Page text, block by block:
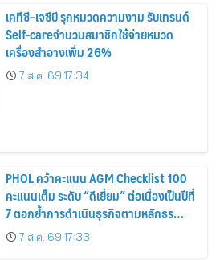
เคทีซี–เจซีบี รุกหมวดความงาม รับเทรนด์
Self-careจำนวนสมาชิกใช้จ่ายหมวด
เครื่องสำอางเพิ่ม 26%
7 ส.ค. 69 17:34
PHOL คว้าคะแนน AGM Checklist 100
คะแนนเต็ม ระดับ “ดีเยี่ยม” ต่อเนื่องเป็นปีที่
7 ตอกย้ำการดำเนินธุรกิจตามหลักธร
รมาภิบาล โปร่งใส สร้างความเชื่อมั่นผู้ถือ
หุ้น
7 ส.ค. 69 17:33